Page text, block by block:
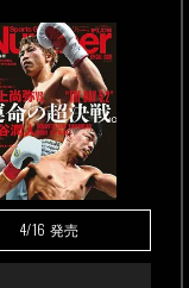
4/16 発売